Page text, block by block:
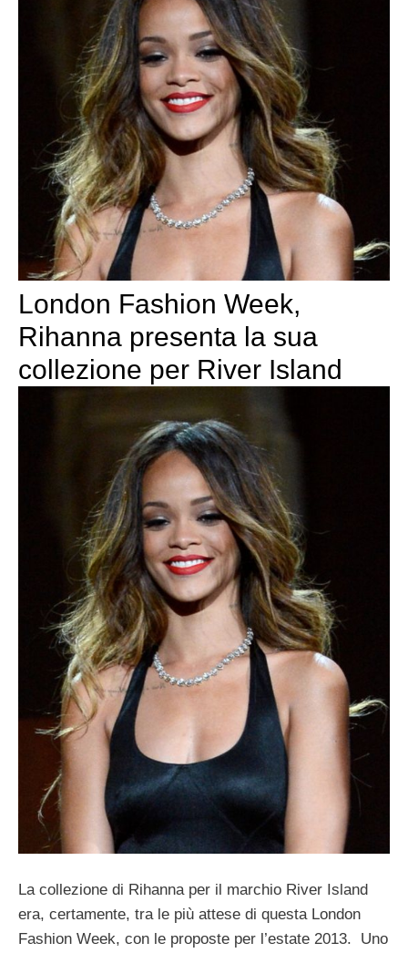
London Fashion Week,
Rihanna presenta la sua
collezione per River Island
La collezione di Rihanna per il marchio River Island
era, certamente, tra le più attese di questa London
Fashion Week, con le proposte per l’estate 2013. Uno